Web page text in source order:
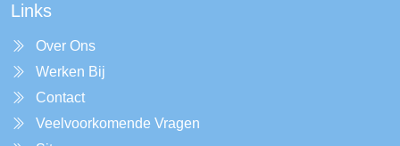
Links
Over Ons
Werken Bij
Contact
Veelvoorkomende Vragen